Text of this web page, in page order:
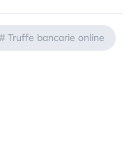
# Truffe bancarie online